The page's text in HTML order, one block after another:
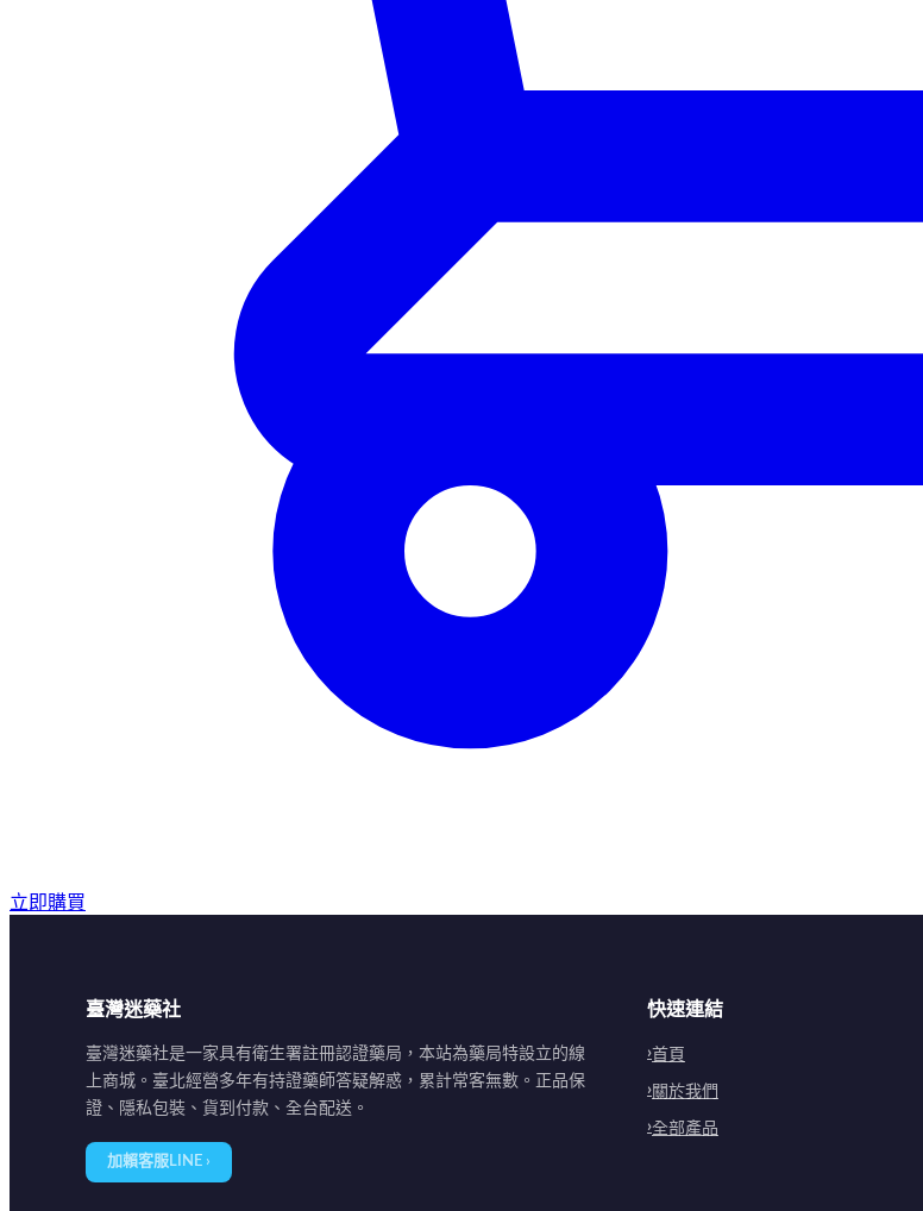
立即購買
臺灣迷藥社
臺灣迷藥社是一家具有衛生署註冊認證藥局，本站為藥局特設立的線
上商城。臺北經營多年有持證藥師答疑解惑，累計常客無數。正品保
證、隱私包裝、貨到付款、全台配送。
加賴客服LINE ›
快速連結
首頁
關於我們
全部產品